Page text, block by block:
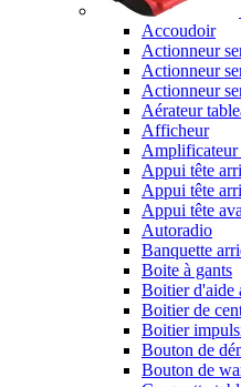
Accoudoir
Actionneur
Actionneur
Actionneur
Aérateur
Afficheur
Amplificateur
Appui tête
Appui tête
Appui tête
Autoradio
Banquette
Boite à gants
Boitier d'aide
Boitier de
Boitier
Bouton de
Bouton de